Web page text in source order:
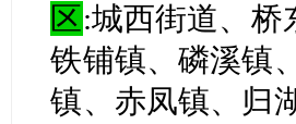
区:城西街道、桥
铁铺镇、磷溪镇
镇、赤凤镇、归